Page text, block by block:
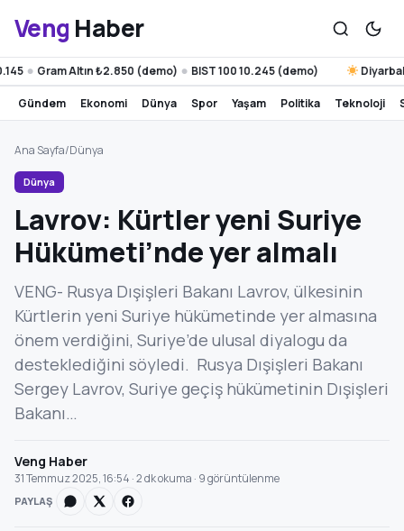
Veng Haber
Gram Altın ₺2.850 (demo) ● BIST 100 10.245 (demo) Diyarbakır 31°
gündem ekonomi dünya spor yaşam politika teknoloji
Ana Sayfa/Dünya
Dünya
Lavrov: Kürtler yeni Suriye
Hükümeti’nde yer almalı
VENG- Rusya Dışişleri Bakanı Lavrov, ülkesinin
Kürtlerin yeni Suriye hükümetinde yer almasına
önem verdiğini, Suriye’de ulusal diyalogu da
desteklediğini söyledi. Rusya Dışişleri Bakanı
Sergey Lavrov, Suriye geçiş hükümetinin Dışişleri
Bakanı…
Veng Haber
31 Temmuz 2025, 16:54 · 2 dk okuma · 9 görüntülenme
PAYLAŞ